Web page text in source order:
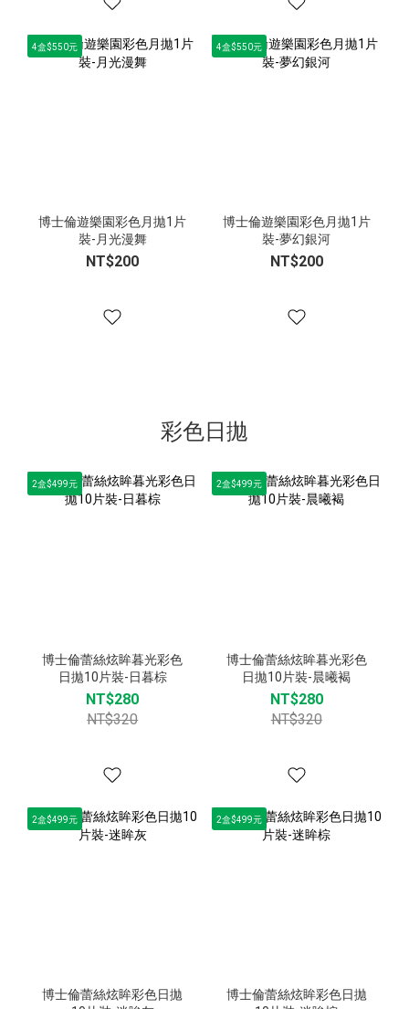
4盒$550元
博士倫遊樂園彩色月拋1片
裝-月光漫舞
NT$200
4盒$550元
博士倫遊樂園彩色月拋1片
裝-夢幻銀河
NT$200
彩色日拋
2盒$499元
博士倫蕾絲炫眸暮光彩色
日拋10片裝-日暮棕
NT$280
NT$320
2盒$499元
博士倫蕾絲炫眸暮光彩色
日拋10片裝-晨曦褐
NT$280
NT$320
2盒$499元
博士倫蕾絲炫眸彩色日拋
2盒$499元
博士倫蕾絲炫眸彩色日拋